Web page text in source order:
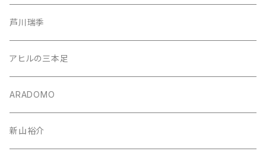
芦川瑞季
アヒルの三本足
ARADOMO
新山裕介